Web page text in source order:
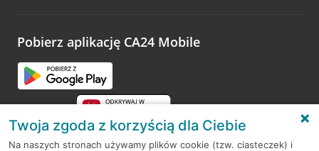
opinie.
Pobierz aplikację CA24 Mobile
Twoja zgoda z korzyścią dla Ciebie
Na naszych stronach używamy plików cookie (tzw. ciasteczek) i